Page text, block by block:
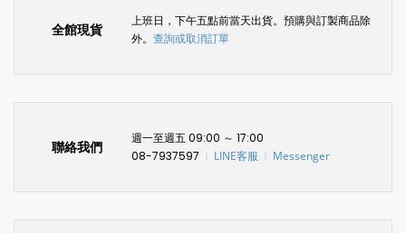
全館現貨
上班日，下午五點前當天出貨。預購與訂製商品除
外。 查詢或取消訂單
聯絡我們
週一至週五 09:00 ～ 17:00
08-7937597
LINE客服 Messenger